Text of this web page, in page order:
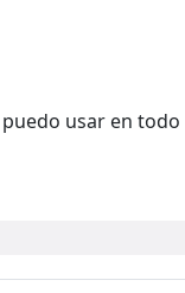
usar en